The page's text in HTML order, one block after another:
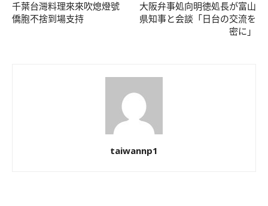
千葉台灣料理來來吹熄燈號
僑胞不捨到場支持
大阪弁事処向明徳処長が富山
県知事と会談「日台の交流を
密に」
taiwannp1